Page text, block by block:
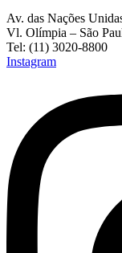
Av. das Nações
Vl. Olímpia – São
Tel: (11) 3020-8800
Instagram